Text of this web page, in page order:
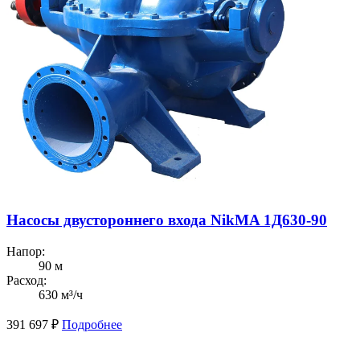
Насосы двустороннего входа NikMA 1Д630-90
Напор:
90 м
Расход:
630 м³/ч
391 697 ₽ Подробнее